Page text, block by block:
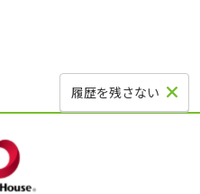
履歴を残さない